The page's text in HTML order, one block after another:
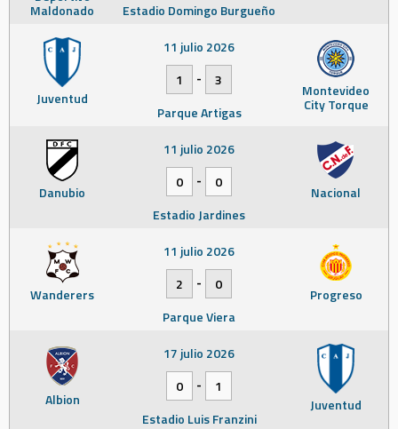
Maldonado
Estadio Domingo Burgueño
Juventud Montevideo
City Torque
11 julio 2026
1
-
3
Parque Artigas
Danubio Nacional
11 julio 2026
0
-
0
Estadio Jardines
Wanderers Progreso
11 julio 2026
2
-
0
Parque Viera
Albion Juventud
17 julio 2026
0
-
1
Estadio Luis Franzini